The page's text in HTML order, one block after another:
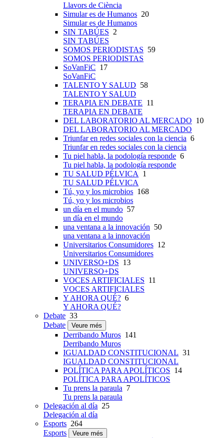
Llavors de Ciència
Simular es de Humanos 20
Simular es de Humanos
SIN TABÚES 2
SIN TABÚES
SOMOS PERIODISTAS 59
SOMOS PERIODISTAS
SoVanFiC 17
SoVanFiC
TALENTO Y SALUD 58
TALENTO Y SALUD
TERAPIA EN DEBATE 11
TERAPIA EN DEBATE
DEL LABORATORIO AL MERCADO 10
DEL LABORATORIO AL MERCADO
Triunfar en redes sociales con la ciencia 6
Triunfar en redes sociales con la ciencia
Tu piel habla, la podología responde 6
Tu piel habla, la podología responde
TU SALUD PÉLVICA
1
TU SALUD PÉLVICA
Tú, yo y los microbios 168
Tú, yo y los microbios
un día en el mundo 57
un día en el mundo
una ventana a la innovación 50
una ventana a la innovación
Universitarios Consumidores 12
Universitarios Consumidores
UNIVERSO+DS 13
UNIVERSO+DS
VOCES ARTIFICIALES 11
VOCES ARTIFICIALES
Y AHORA QUÉ? 6
Y AHORA QUÉ?
Debate 33
Debate
Veure més
Derribando Muros 141
Derribando Muros
IGUALDAD CONSTITUCIONAL 31
IGUALDAD CONSTITUCIONAL
POLÍTICA PARA APOLÍTICOS 14
POLÍTICA PARA APOLÍTICOS
Tu prens la paraula 7
Tu prens la paraula
Delegación al día 25
Delegación al día
Esports 264
Esports
Veure més